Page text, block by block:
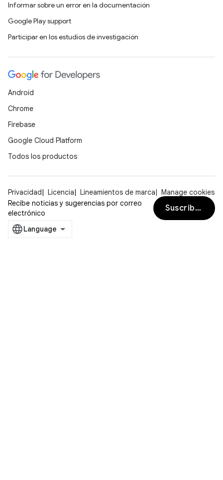
Informar sobre un error en la documentación
Google Play support
Participar en los estudios de investigación
Android
Chrome
Firebase
Google Cloud Platform
Todos los productos
Privacidad Licencia Lineamientos de marca
Manage cookies
Recibe noticias y sugerencias por correo
electrónico
Suscribirse